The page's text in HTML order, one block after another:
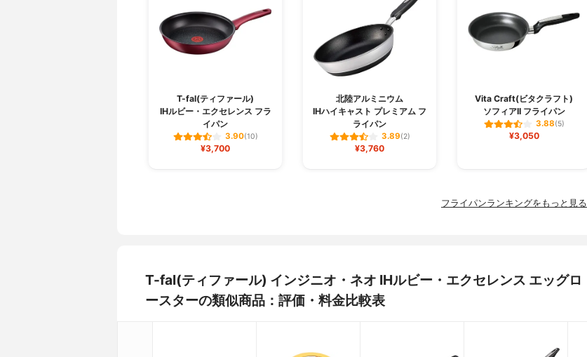
T-fal(ティファール)
IHルビー・エクセレンス フラ
イパン
3.90(10)
¥3,700
北陸アルミニウム
IHハイキャスト プレミアム フ
ライパン
3.89(2)
¥3,760
Vita Craft(ビタクラフト)
ソフィアII フライパン
3.88(5)
¥3,050
フライパンランキングをもっと見る
T-fal(ティファール) インジニオ・ネオ IHルビー・エクセレンス エッグロ
ースターの類似商品：評価・料金比較表